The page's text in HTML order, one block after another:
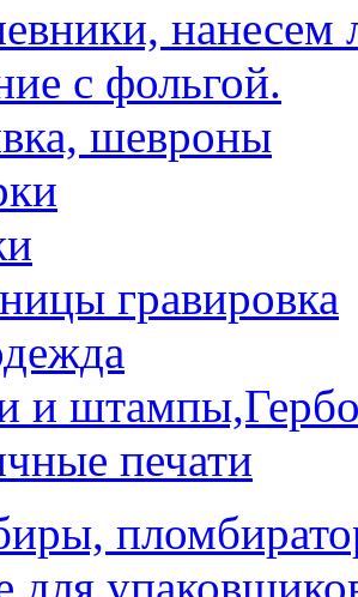
нанесем
с фольгой.
шевроны
гравировка
и
печати
для